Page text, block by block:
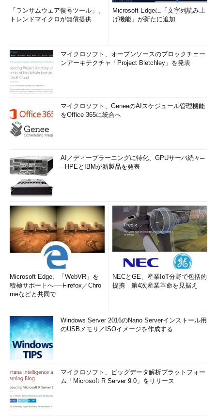
「ランサムウェア復号ツール」、
トレンドマイクロが無償提供
Microsoft Edgeに「文字列読み上
げ機能」が新たに追加
マイクロソフト、オープンソースのブロックチェー
ンアーキテクチャ「Project Bletchley」を発表
マイクロソフト、GeneeのAIスケジュール管理機能
をOffice 365に統合へ
AI／ディープラーニングに特化、GPUサーバ続々─
─HPEとIBMが新製品を発表
Microsoft Edge、「WebVR」を
積極サポートへ──Firefox／Chro
meなどと共同で
NECとGE、産業IoT分野で包括的
提携 第4次産業革命を見据え
Windows Server 2016のNano Serverインストール用
のUSBメモリ／ISOイメージを作成する
マイクロソフト、ビッグデータ解析プラットフォー
ム「Microsoft R Server 9.0」をリリース